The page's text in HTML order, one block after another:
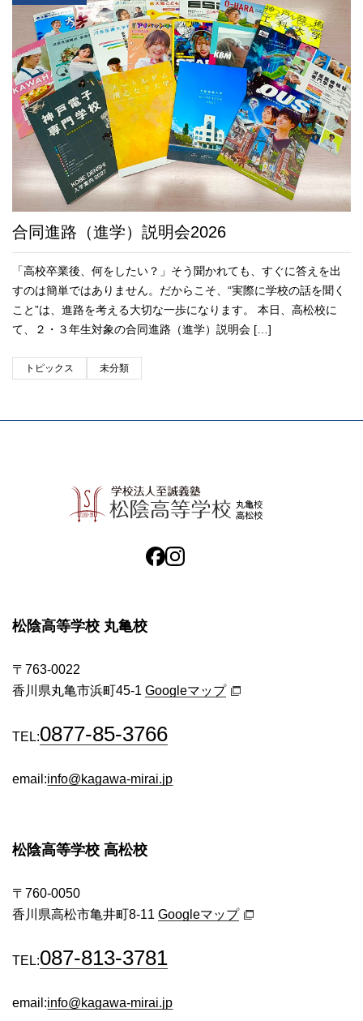
合同進路（進学）説明会2026
「高校卒業後、何をしたい？」そう聞かれても、すぐに答えを出
すのは簡単ではありません。だからこそ、“実際に学校の話を聞く
こと”は、進路を考える大切な一歩になります。 本日、高松校に
て、２・３年生対象の合同進路（進学）説明会 […]
トピックス 未分類
松陰高等学校 丸亀校
〒763-0022
香川県丸亀市浜町45-1 Googleマップ
TEL:0877-85-3766
email:info@kagawa-mirai.jp
松陰高等学校 高松校
〒760-0050
香川県高松市亀井町8-11 Googleマップ
TEL:087-813-3781
email:info@kagawa-mirai.jp